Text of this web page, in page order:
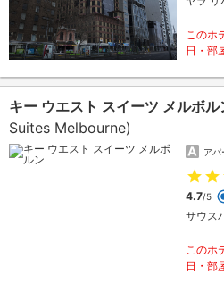
このホ
日・部
キー ウエスト スイーツ メルボル
Suites Melbourne)
アパ
4.7/5
サウス
このホ
日・部